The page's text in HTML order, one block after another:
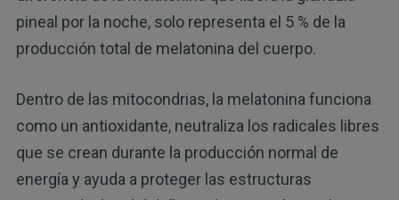
pineal por la noche, solo representa el 5 % de la
producción total de melatonina del cuerpo.
Dentro de las mitocondrias, la melatonina funciona
como un antioxidante, neutraliza los radicales libres
que se crean durante la producción normal de
energía y ayuda a proteger las estructuras